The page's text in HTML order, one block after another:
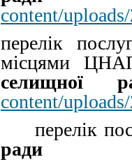
content/
перелік
місцями
селищної
content/
перелік
ради